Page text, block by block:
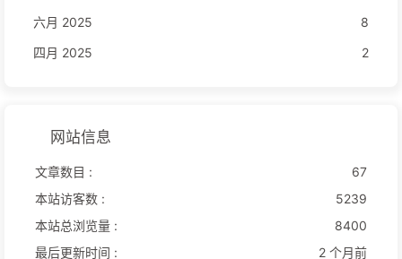
六月 2025
8
四月 2025
2
网站信息
文章数目 :
67
本站访客数 :
5239
本站总浏览量 :
8400
最后更新时间 :
2 个月前